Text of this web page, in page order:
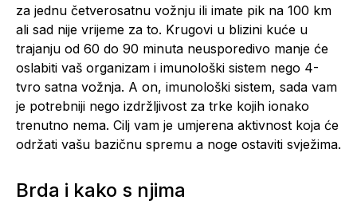
za jednu četverosatnu vožnju ili imate pik na 100 km
ali sad nije vrijeme za to. Krugovi u blizini kuće u
trajanju od 60 do 90 minuta neusporedivo manje će
oslabiti vaš organizam i imunološki sistem nego 4-
tvro satna vožnja. A on, imunološki sistem, sada vam
je potrebniji nego izdržljivost za trke kojih ionako
trenutno nema. Cilj vam je umjerena aktivnost koja će
održati vašu bazičnu spremu a noge ostaviti svježima.
Brda i kako s njima